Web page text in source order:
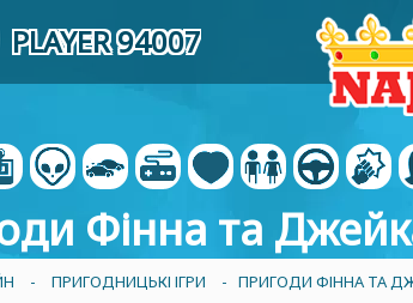
PLAYER 94007
Фінна та
- ПРИГОДНИЦЬКІ ІГРИ - ПРИГОДИ ФІННА ТА